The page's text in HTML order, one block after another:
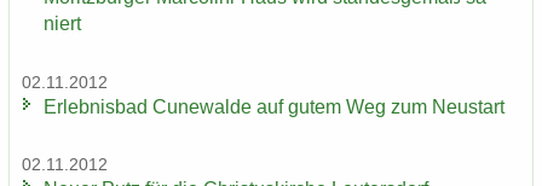
niert
02.11.2012
Er­leb­nis­bad Cu­n­e­wal­de auf gutem Weg zum Neu­start
02.11.2012